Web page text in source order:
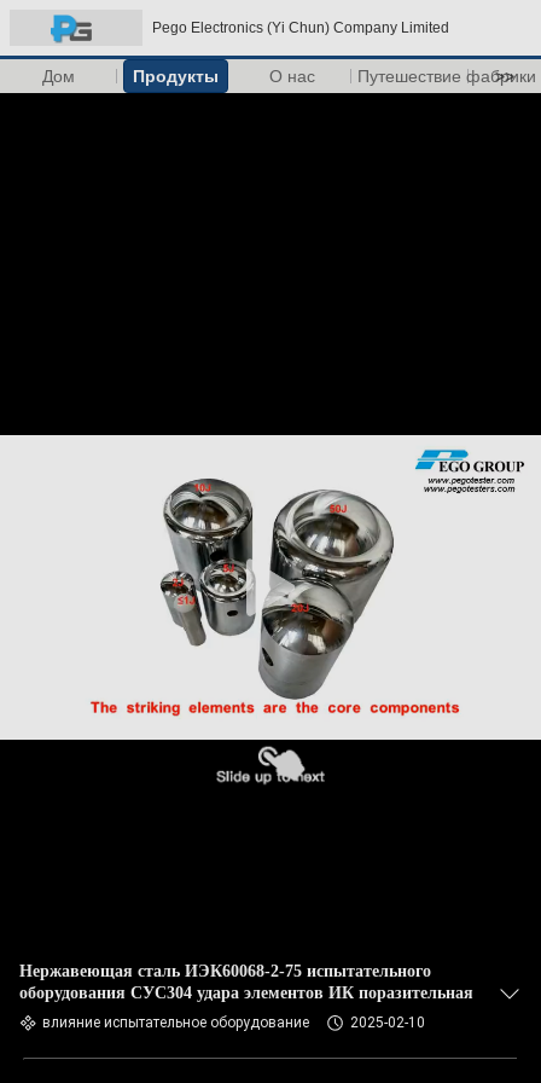
Pego Electronics (Yi Chun) Company Limited
Дом Продукты О нас Путешествие фабрики
>>
Нержавеющая сталь ИЭК60068-2-75 испытательного
оборудования СУС304 удара элементов ИК поразительная
влияние испытательное оборудование 2025-02-10